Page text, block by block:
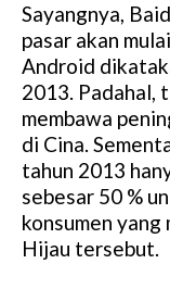
Sayangnya,
pasar akan
Android
2013. Padahal,
membawa
di Cina.
tahun 2013
sebesar 50 %
konsumen
Hijau tersebut.